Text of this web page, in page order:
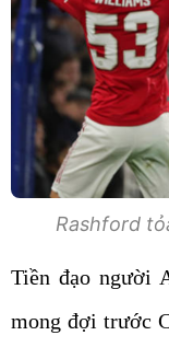
Rashford
Tiền đạo người
mong đợi trước